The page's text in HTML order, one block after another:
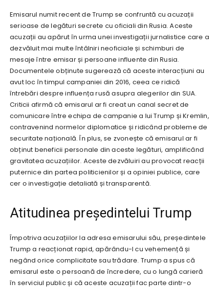
Emisarul numit recent de Trump se confruntă cu acuzații
serioase de legături secrete cu oficiali din Rusia. Aceste
acuzații au apărut în urma unei investigații jurnalistice care a
dezvăluit mai multe întâlniri neoficiale și schimburi de
mesaje între emisar și persoane influente din Rusia.
Documentele obținute sugerează că aceste interacțiuni au
avut loc în timpul campaniei din 2016, ceea ce ridică
întrebări despre influența rusă asupra alegerilor din SUA.
Criticii afirmă că emisarul ar fi creat un canal secret de
comunicare între echipa de campanie a lui Trump și Kremlin,
contravenind normelor diplomatice și ridicând probleme de
securitate națională. În plus, se zvonește că emisarul ar fi
obținut beneficii personale din aceste legături, amplificând
gravitatea acuzațiilor. Aceste dezvăluiri au provocat reacții
puternice din partea politicienilor și a opiniei publice, care
cer o investigație detaliată și transparentă.
Atitudinea președintelui Trump
Împotriva acuzațiilor la adresa emisarului său, președintele
Trump a reacționat rapid, apărându-l cu vehemență și
negând orice complicitate sau trădare. Trump a spus că
emisarul este o persoană de încredere, cu o lungă carieră
în serviciul public și că aceste acuzații fac parte dintr-o